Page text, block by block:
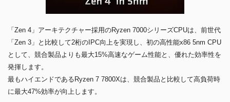
「Zen 4」アーキテクチャー採用のRyzen 7000シリーズCPUは、前世代
「Zen 3」と比較して2桁のIPC向上を実現し、初の高性能x86 5nm CPU
として、競合製品よりも最大15%高速なゲーム性能と、優れた効率性を
発揮します。
最もハイエンドであるRyzen 7 7800Xは、競合製品と比較して高負荷時
に最大47%効率が向上します。